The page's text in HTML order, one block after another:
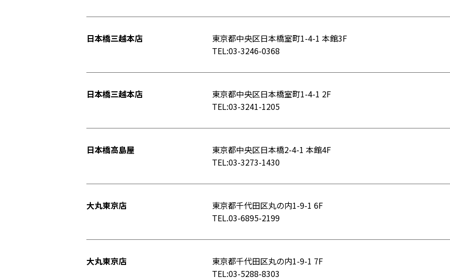
日本橋三越本店
東京都中央区日本橋室町1-4-1 本館3F
TEL:03-3246-0368
日本橋三越本店
東京都中央区日本橋室町1-4-1 2F
TEL:03-3241-1205
日本橋高島屋
東京都中央区日本橋2-4-1 本館4F
TEL:03-3273-1430
大丸東京店
東京都千代田区丸の内1-9-1 6F
TEL.03-6895-2199
大丸東京店
東京都千代田区丸の内1-9-1 7F
TEL:03-5288-8303